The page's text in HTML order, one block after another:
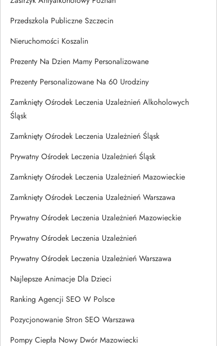
Przedszkola Publiczne Szczecin
Nieruchomości Koszalin
Prezenty Na Dzien Mamy Personalizowane
Prezenty Personalizowane Na 60 Urodziny
Zamknięty Ośrodek Leczenia Uzależnień Alkoholowych
Śląsk
Zamknięty Ośrodek Leczenia Uzależnień Śląsk
Prywatny Ośrodek Leczenia Uzależnień Śląsk
Zamknięty Ośrodek Leczenia Uzależnień Mazowieckie
Zamknięty Ośrodek Leczenia Uzależnień Warszawa
Prywatny Ośrodek Leczenia Uzależnień Mazowieckie
Prywatny Ośrodek Leczenia Uzależnień
Prywatny Ośrodek Leczenia Uzależnień Warszawa
Najlepsze Animacje Dla Dzieci
Ranking Agencji SEO W Polsce
Pozycjonowanie Stron SEO Warszawa
Pompy Ciepła Nowy Dwór Mazowiecki